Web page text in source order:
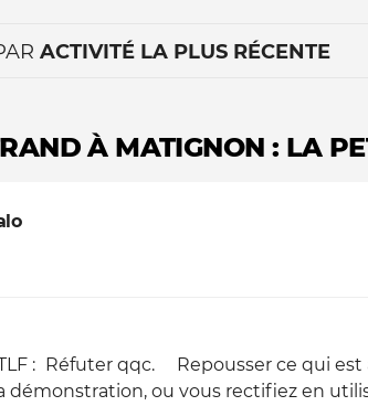
ACTIVITÉ LA PLUS RÉCENTE
À MATIGNON : LA
: Réfuter qqc. Repousser ce qui est
démonstration, ou vous rectifiez en